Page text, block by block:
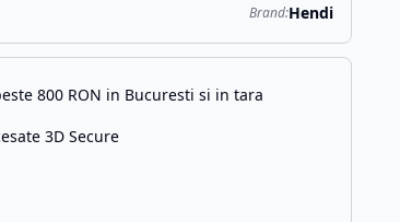
Brand:Hendi
800 RON in Bucuresti si in tara
3D Secure